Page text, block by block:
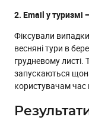
‍2. Email у туризмі
Фіксували
весняні тури в
грудневому листі.
запускаються
користувачам час